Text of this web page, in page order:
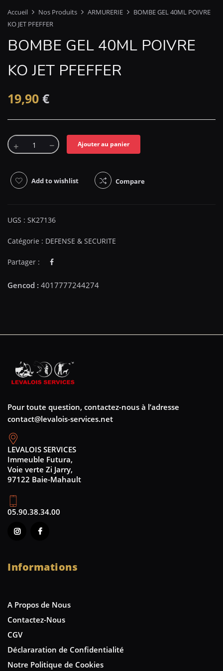
Accueil Nos Produits ARMURERIE
BOMBE GEL 40ML POIVRE
KO JET PFEFFER
BOMBE GEL 40ML POIVRE
KO JET PFEFFER
19,90 €
Ajouter au panier
Add to wishlist Compare
UGS : SK27136
Catégorie : DEFENSE & SECURITE
Partager :
Pour toute question, contactez-nous à l’adresse
contact@levalois-services.net
LEVALOIS SERVICES
Immeuble Futura,
Voie verte Zi Jarry,
97122 Baie-Mahault
05.90.38.34.00
Informations
A Propos de Nous
Contactez-Nous
CGV
Déclararation de Confidentialité
Notre Politique de Cookies